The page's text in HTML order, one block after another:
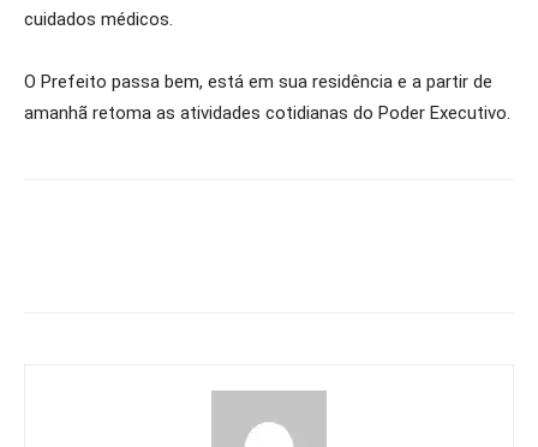
cuidados médicos.
O Prefeito passa bem, está em sua residência e a partir de
amanhã retoma as atividades cotidianas do Poder Executivo.